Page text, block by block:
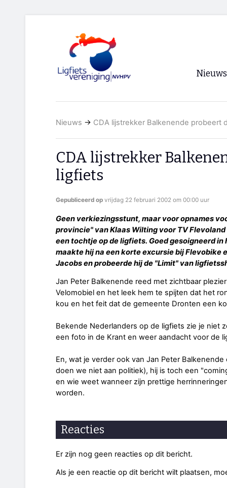
Nieuws
Nieuws → CDA lijstrekker Balkenende probeert
CDA lijstrekker
ligfiets
Gepubliceerd op vrijdag 22 februari 2002 om 00:00 uur
Geen verkiezingsstunt, maar voor opnames
provincie" van Klaas Wilting voor TV
een tochtje op de ligfiets. Goed gesoigneerd
maakte hij na een korte excursie bij Flevobike
Jacobs en probeerde hij de "Limit" van
Jan Peter Balkenende reed met zichtbaar
Velomobiel en het leek hem te spijten dat het
kou en het feit dat de gemeente Dronten een
Bekende Nederlanders op de ligfiets zie je niet
een foto in de Krant en weer aandacht voor de
En, wat je verder ook van Jan Peter
doen we niet aan politiek), hij is toch een
en wie weet wanneer zijn prettige
worden.
Reacties
Er zijn nog geen reacties op dit bericht.
Als je een reactie op dit bericht wilt plaatsen,